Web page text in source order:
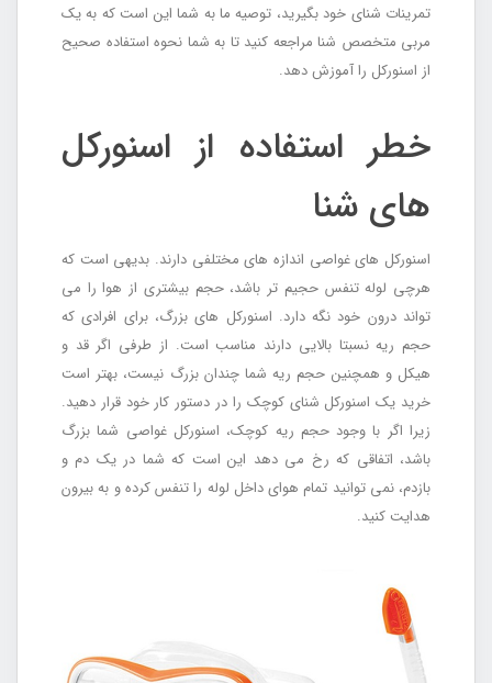
تمرینات شنای خود بگیرید، توصیه ما به شما این است که به یک
مربی متخصص شنا مراجعه کنید تا به شما نحوه استفاده صحیح
از اسنورکل را آموزش دهد.
خطر استفاده از اسنورکل
های شنا
اسنورکل های غواصی اندازه های مختلفی دارند. بدیهی است که
هرچی لوله تنفس حجیم تر باشد، حجم بیشتری از هوا را می
تواند درون خود نگه دارد. اسنورکل های بزرگ، برای افرادی که
حجم ریه نسبتا بالایی دارند مناسب است. از طرفی اگر قد و
هیکل و همچنین حجم ریه شما چندان بزرگ نیست، بهتر است
خرید یک اسنورکل شنای کوچک را در دستور کار خود قرار دهید.
زیرا اگر با وجود حجم ریه کوچک، اسنورکل غواصی شما بزرگ
باشد، اتفاقی که رخ می دهد این است که شما در یک دم و
بازدم، نمی توانید تمام هوای داخل لوله را تنفس کرده و به بیرون
هدایت کنید.